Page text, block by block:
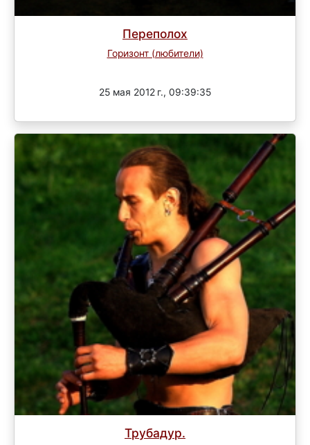
Переполох
Горизонт (любители)
25 мая 2012 г., 09:39:35
Трубадур.